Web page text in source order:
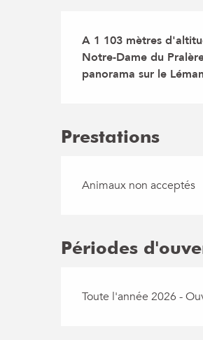
A 1 103 mètres
Notre-Dame du
panorama sur le
Prestations
Animaux non acceptés
Périodes
Toute l'année 2026 -